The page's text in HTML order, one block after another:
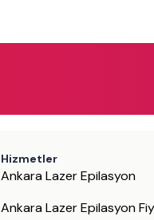
Hizmetler
Ankara Lazer Epilasyon
Ankara Lazer Epilasyon